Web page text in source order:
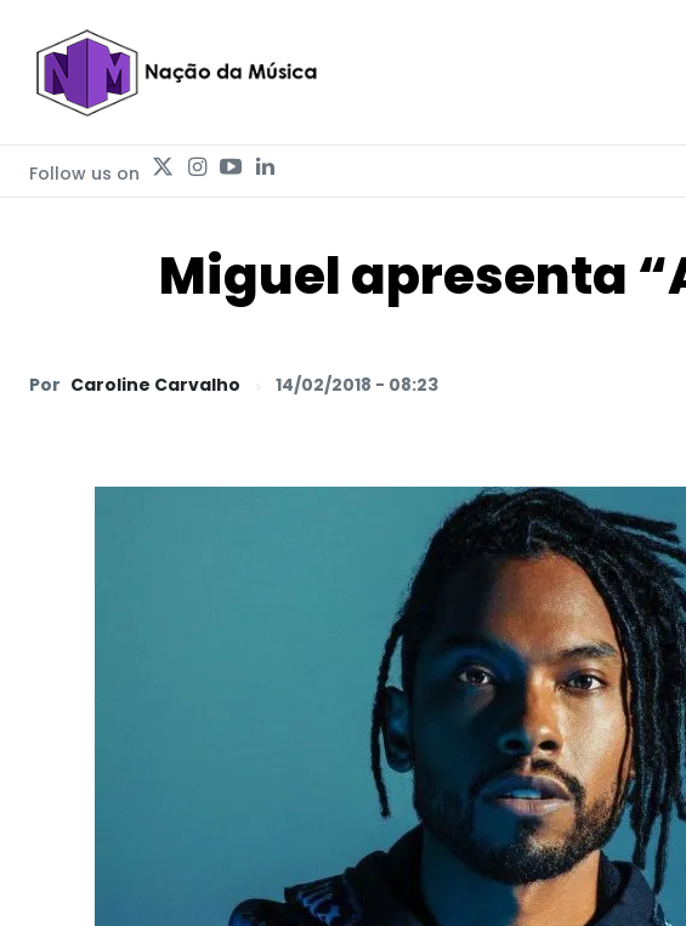
Follow us on
Miguel apresenta
Por Caroline Carvalho 14/02/2018 - 08:23